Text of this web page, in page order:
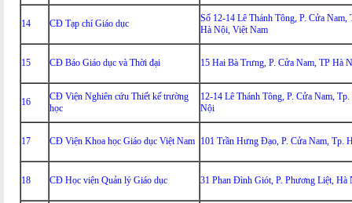
14 CĐ Tạp chí Giáo dục
Số 12-14 Lê Thánh Tông, P. Cửa Nam,
Hà Nội, Việt Nam
15 CĐ Báo Giáo dục và Thời đại 15 Hai Bà Trưng, P. Cửa Nam, TP Hà
16
CĐ Viện Nghiên cứu Thiết kế trường
học
12-14 Lê Thánh Tông, P. Cửa Nam, Tp.
Nội
17 CĐ Viện Khoa học Giáo dục Việt Nam 101 Trần Hưng Đạo, P. Cửa Nam, Tp.
18 CĐ Học viện Quản lý Giáo dục 31 Phan Đình Giót, P. Phương Liệt, Hà